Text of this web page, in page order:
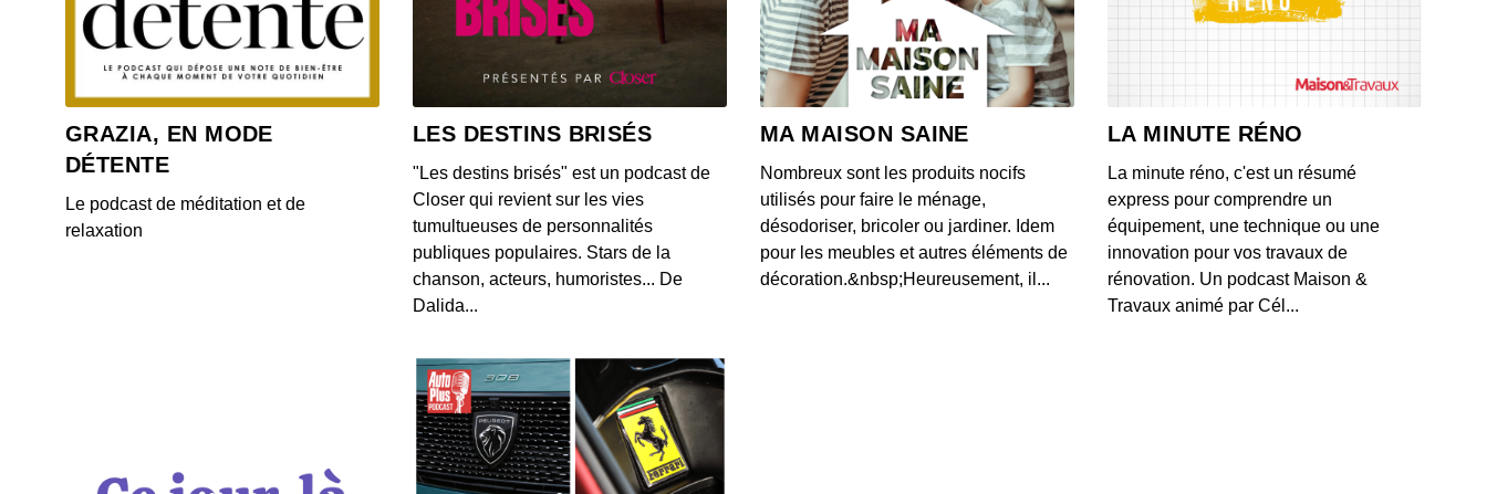
GRAZIA, EN MODE
DÉTENTE
Le podcast de méditation et de
relaxation
LES DESTINS BRISÉS
"Les destins brisés" est un podcast de
Closer qui revient sur les vies
tumultueuses de personnalités
publiques populaires. Stars de la
chanson, acteurs, humoristes... De
Dalida...
MA MAISON SAINE
Nombreux sont les produits nocifs
utilisés pour faire le ménage,
désodoriser, bricoler ou jardiner. Idem
pour les meubles et autres éléments de
décoration.&nbsp;Heureusement, il...
LA MINUTE RÉNO
La minute réno, c'est un résumé
express pour comprendre un
équipement, une technique ou une
innovation pour vos travaux de
rénovation. Un podcast Maison &
Travaux animé par Cél...